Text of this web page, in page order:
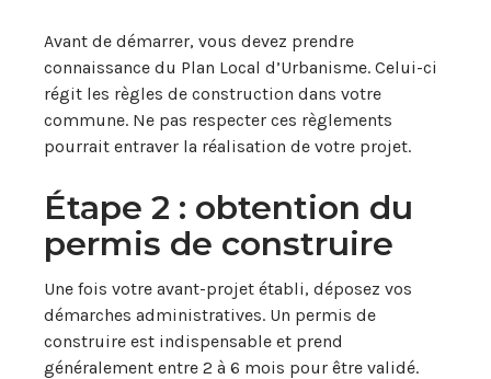
Avant de démarrer, vous devez prendre
connaissance du Plan Local d’Urbanisme. Celui-ci
régit les règles de construction dans votre
commune. Ne pas respecter ces règlements
pourrait entraver la réalisation de votre projet.
Étape 2 : obtention du
permis de construire
Une fois votre avant-projet établi, déposez vos
démarches administratives. Un permis de
construire est indispensable et prend
généralement entre 2 à 6 mois pour être validé.